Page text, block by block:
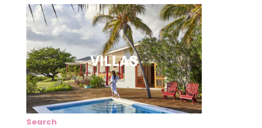
Search